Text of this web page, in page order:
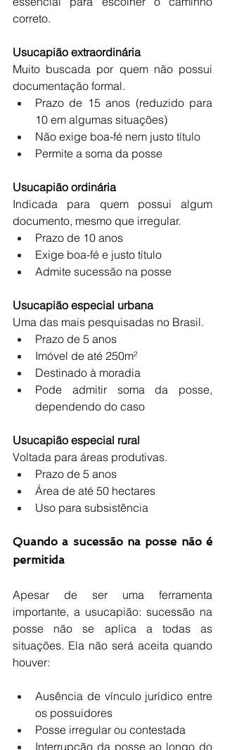
correto.
Usucapião extraordinária
Muito buscada por quem não possui
documentação formal.
Prazo de 15 anos (reduzido para
10 em algumas situações)
Não exige boa-fé nem justo título
Permite a soma da posse
Usucapião ordinária
Indicada para quem possui algum
documento, mesmo que irregular.
Prazo de 10 anos
Exige boa-fé e justo título
Admite sucessão na posse
Usucapião especial urbana
Uma das mais pesquisadas no Brasil.
Prazo de 5 anos
Imóvel de até 250m²
Destinado à moradia
Pode admitir soma da posse,
dependendo do caso
Usucapião especial rural
Voltada para áreas produtivas.
Prazo de 5 anos
Área de até 50 hectares
Uso para subsistência
Quando a sucessão na posse não é
permitida
Apesar de ser uma ferramenta
importante, a usucapião: sucessão na
posse não se aplica a todas as
situações. Ela não será aceita quando
houver:
Ausência de vínculo jurídico entre
os possuidores
Posse irregular ou contestada
Interrupção da posse ao longo do